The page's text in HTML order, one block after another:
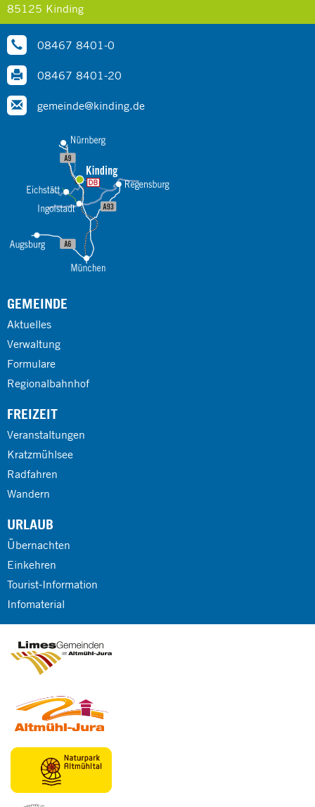
85125 Kinding
08467 8401-0
08467 8401-20
gemeinde@kinding.de
GEMEINDE
Aktuelles
Verwaltung
Formulare
Regionalbahnhof
FREIZEIT
Veranstaltungen
Kratzmühlsee
Radfahren
Wandern
URLAUB
Übernachten
Einkehren
Tourist-Information
Infomaterial